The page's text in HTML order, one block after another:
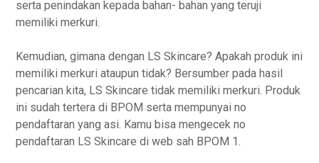
serta penindakan kepada bahan- bahan yang teruji
memiliki merkuri.
Kemudian, gimana dengan LS Skincare? Apakah produk ini
memiliki merkuri ataupun tidak? Bersumber pada hasil
pencarian kita, LS Skincare tidak memiliki merkuri. Produk
ini sudah tertera di BPOM serta mempunyai no
pendaftaran yang asi. Kamu bisa mengecek no
pendaftaran LS Skincare di web sah BPOM 1.